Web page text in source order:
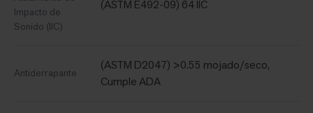
Impacto de
Sonido (IIC)
(ASTM E492-09) 64 IIC
Antiderrapante
(ASTM D2047) >0.55 mojado/seco,
Cumple ADA